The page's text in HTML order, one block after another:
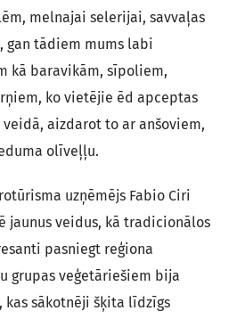
melnajai selerijai, savvaļas
gan tādiem mums labi
kā baravikām, sīpoliem,
ko vietējie ēd apceptas
aizdarot to ar anšoviem,
olīveļļu.
uzņēmējs Fabio Ciri
jaunus veidus, kā tradicionālos
pasniegt reģiona
grupas veģetāriešiem bija
kas sākotnēji šķita līdzīgs